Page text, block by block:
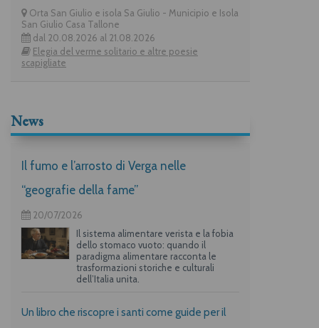
Orta San Giulio e isola Sa Giulio - Municipio e Isola
San Giulio Casa Tallone
dal 20.08.2026 al 21.08.2026
Elegia del verme solitario e altre poesie
scapigliate
News
Il fumo e l’arrosto di Verga nelle
“geografie della fame”
20/07/2026
Il sistema alimentare verista e la fobia
dello stomaco vuoto: quando il
paradigma alimentare racconta le
trasformazioni storiche e culturali
dell’Italia unita.
Un libro che riscopre i santi come guide per il